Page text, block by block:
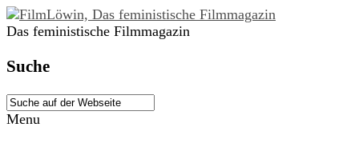
Das feministische Filmmagazin
Suche
Menu